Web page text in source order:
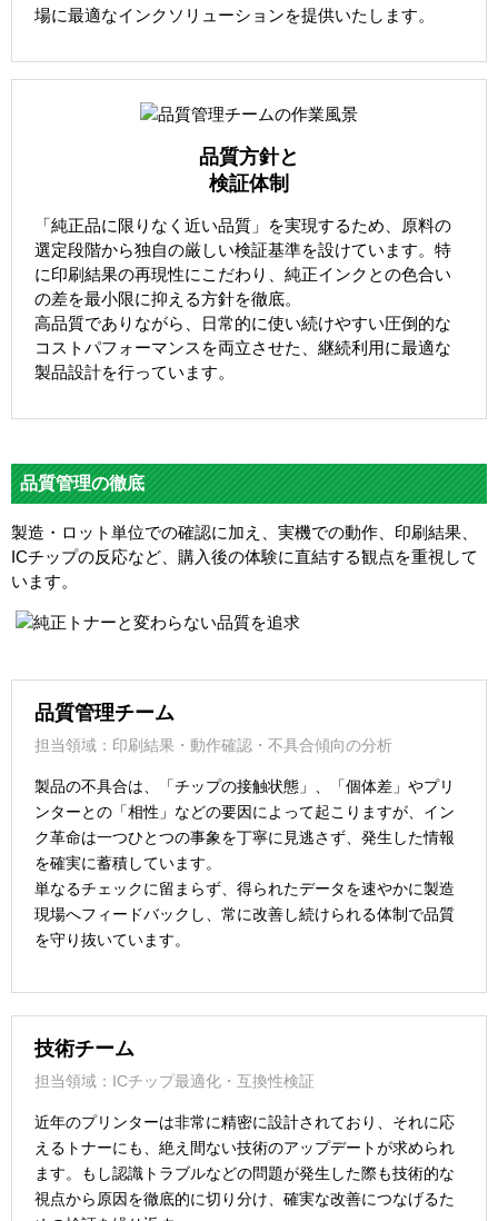
場に最適なインクソリューションを提供いたします。
品質方針と
検証体制
「純正品に限りなく近い品質」を実現するため、原料の
選定段階から独自の厳しい検証基準を設けています。特
に印刷結果の再現性にこだわり、純正インクとの色合い
の差を最小限に抑える方針を徹底。
高品質でありながら、日常的に使い続けやすい圧倒的な
コストパフォーマンスを両立させた、継続利用に最適な
製品設計を行っています。
品質管理の徹底
製造・ロット単位での確認に加え、実機での動作、印刷結果、
ICチップの反応など、購入後の体験に直結する観点を重視して
います。
品質管理チーム
担当領域：印刷結果・動作確認・不具合傾向の分析
製品の不具合は、「チップの接触状態」、「個体差」やプリ
ンターとの「相性」などの要因によって起こりますが、イン
ク革命は一つひとつの事象を丁寧に見逃さず、発生した情報
を確実に蓄積しています。
単なるチェックに留まらず、得られたデータを速やかに製造
現場へフィードバックし、常に改善し続けられる体制で品質
を守り抜いています。
技術チーム
担当領域：ICチップ最適化・互換性検証
近年のプリンターは非常に精密に設計されており、それに応
えるトナーにも、絶え間ない技術のアップデートが求められ
ます。もし認識トラブルなどの問題が発生した際も技術的な
視点から原因を徹底的に切り分け、確実な改善につなげるた